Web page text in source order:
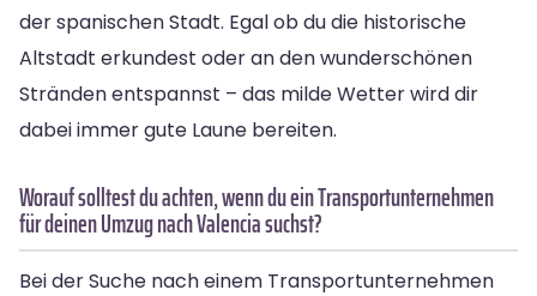
der spanischen Stadt. Egal ob du die historische
Altstadt erkundest oder an den wunderschönen
Stränden entspannst – das milde Wetter wird dir
dabei immer gute Laune bereiten.
Worauf solltest du achten, wenn du ein Transportunternehmen
für deinen Umzug nach Valencia suchst?
Bei der Suche nach einem Transportunternehmen